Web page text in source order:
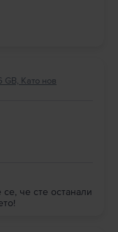
GB, Като нов
че сте останали